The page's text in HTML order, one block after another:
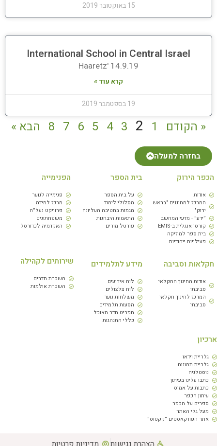
15 באוקטובר 2019
International School in Central Israel
Haaretz' 14.9.19
קרא עוד »
19 בספטמבר 2019
« הקודם 1
2
3
4
5
6
7
8 הבא »
בחזרה למעלה
הכפר הירוק
אודות
המרכז למחוננים "בראש
ירוק"
״ידע״ - מדעי המחשב
קורסי אנגלית ב-EMIS
בית ספר למוזיקה
פעילויות ייחודיות
בית הספר
על בית הספר
מסלולי לימוד
מגמות בחטיבה העליונה
התאמות היבחנות
פורטל מורים
הפנימייה
פנימייה לנוער
מרכז למידה
פרוייקט נעל״ה
משפחתונים
האקדמיה לכדורסל
חקלאות וסביבה
אודות החינוך החקלאי
סביבתי
המרכז לחינוך חקלאי
סביבתי
מידע לתלמידים
לוח אירועים
לוח צלצולים
משלחות נוער
הסעות תלמידים
תפריט חדר האוכל
כללי התנהגות
שירותים לקהילה
השכרת חדרים
השכרת אולמות
ארכיון
גלריית וידאו
גלריית תמונות
נוסטלגיה
כתבו עלינו בעיתון
כתבות על אמיס
עיתון הכפר
ספרים על הכפר
מעל גלי האתר
אתר הפודקאסטים ״קקטוס״